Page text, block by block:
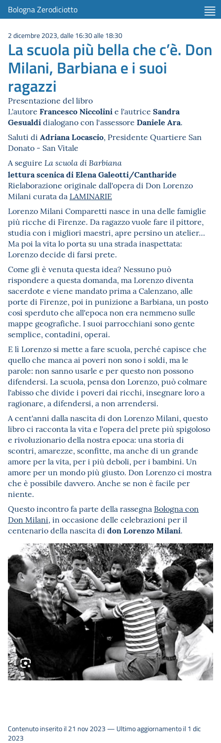
Bologna Zerodiciotto
2 dicembre 2023, dalle 16:30 alle 18:30
La scuola più bella che c’è. Don
Milani, Barbiana e i suoi
ragazzi
Presentazione del libro
L'autore Francesco Niccolinie l'autrice Sandra
Gesualdidialogano con l‘assessore Daniele Ara.
Saluti di Adriana Locascio, Presidente Quartiere San
Donato - San Vitale
A seguire La scuola di Barbiana
lettura scenica di Elena Galeotti/Cantharide
Rielaborazione originale dall'opera di Don Lorenzo
Milani curata da LAMINARIE
Lorenzo Milani Comparetti nasce in una delle famiglie
più ricche di Firenze. Da ragazzo vuole fare il pittore,
studia con i migliori maestri, apre persino un atelier…
Ma poi la vita lo porta su una strada inaspettata:
Lorenzo decide di farsi prete.
Come gli è venuta questa idea? Nessuno può
rispondere a questa domanda, ma Lorenzo diventa
sacerdote e viene mandato prima a Calenzano, alle
porte di Firenze, poi in punizione a Barbiana, un posto
così sperduto che all'epoca non era nemmeno sulle
mappe geografiche. I suoi parrocchiani sono gente
semplice, contadini, operai.
E lì Lorenzo si mette a fare scuola, perché capisce che
quello che manca ai poveri non sono i soldi, ma le
parole: non sanno usarle e per questo non possono
difendersi. La scuola, pensa don Lorenzo, può colmare
l'abisso che divide i poveri dai ricchi, insegnare loro a
ragionare, a difendersi, a non arrendersi.
A cent'anni dalla nascita di don Lorenzo Milani, questo
libro ci racconta la vita e l'opera del prete più spigoloso
e rivoluzionario della nostra epoca: una storia di
scontri, amarezze, sconfitte, ma anche di un grande
amore per la vita, per i più deboli, per i bambini. Un
amore per un mondo più giusto. Don Lorenzo ci mostra
che è possibile davvero. Anche se non è facile per
niente.
Questo incontro fa parte della rassegna Bologna con
Don Milani, in occasione delle celebrazioni per il
centenario della nascita di don Lorenzo Milani.
Contenuto inserito il 21 nov 2023 — Ultimo aggiornamento il 1 dic
2023